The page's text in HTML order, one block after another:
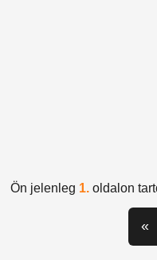
Ön jelenleg 1. oldalon
«